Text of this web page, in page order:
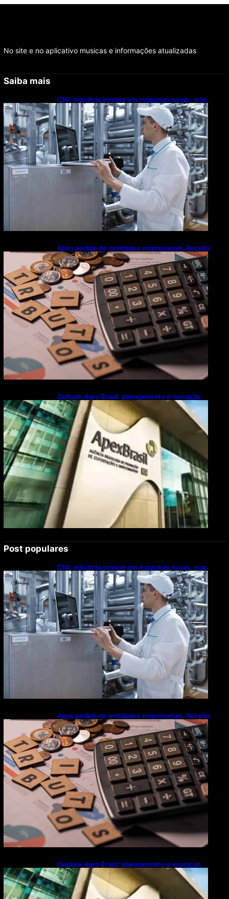
No site e no aplicativo musicas e informações atualizadas
Saiba mais
CNI: indústria investe em máquinas novas, mas
modernização tecnológica avança lentamente
Após pedido de entidades empresariais, Receita
flexibiliza regras da Reforma Tributária
Outlook Agro Brasil: planejamento e inovação
pautam debates sobre futuro do agronegócio
Post populares
CNI: indústria investe em máquinas novas, mas
modernização tecnológica avança lentamente
Após pedido de entidades empresariais, Receita
flexibiliza regras da Reforma Tributária
Outlook Agro Brasil: planejamento e inovação
pautam debates sobre futuro do agronegócio